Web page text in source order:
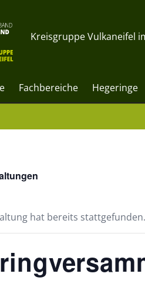
Kreisgruppe Vulkaneifel
Fachbereiche Hegeringe
hat bereits stattgefunden.